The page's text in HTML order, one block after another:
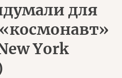
для
York